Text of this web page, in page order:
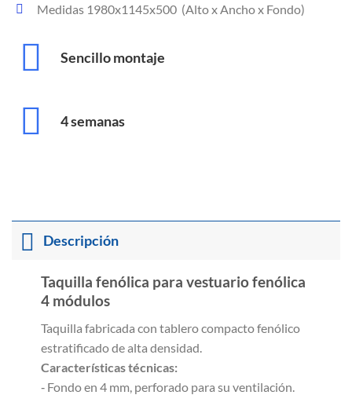
Medidas 1980x1145x500 (Alto x Ancho x Fondo)
Sencillo montaje
4 semanas
Descripción
Taquilla fenólica para vestuario fenólica
4 módulos
Taquilla fabricada con tablero compacto fenólico
estratificado de alta densidad.
Características técnicas:
‐ Fondo en 4 mm, perforado para su ventilación.